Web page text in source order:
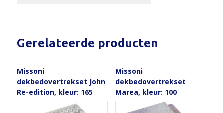
Gerelateerde producten
Missoni
dekbedovertrekset John
Re-edition, kleur: 165
Missoni
dekbedovertrekset
Marea, kleur: 100